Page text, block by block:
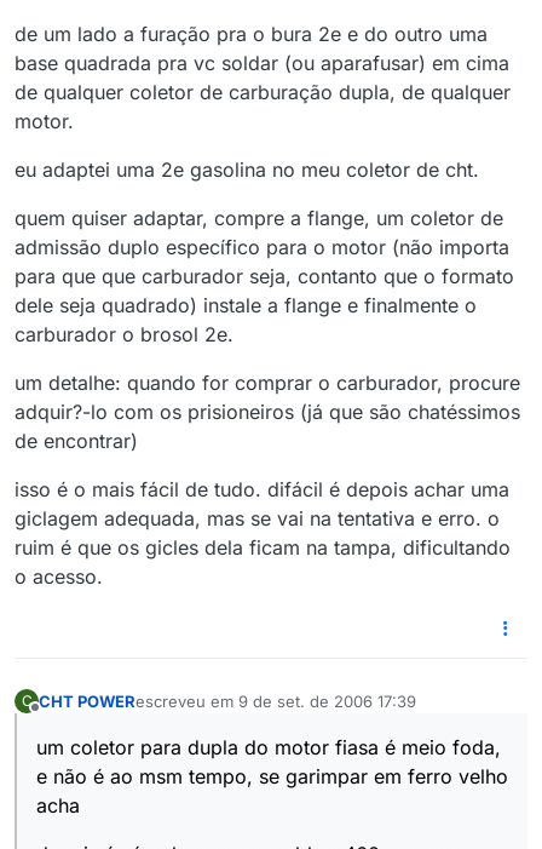
de um lado a furação pra o bura 2e e do outro uma
base quadrada pra vc soldar (ou aparafusar) em cima
de qualquer coletor de carburação dupla, de qualquer
motor.
eu adaptei uma 2e gasolina no meu coletor de cht.
quem quiser adaptar, compre a flange, um coletor de
admissão duplo específico para o motor (não importa
para que que carburador seja, contanto que o formato
dele seja quadrado) instale a flange e finalmente o
carburador o brosol 2e.
um detalhe: quando for comprar o carburador, procure
adquir?-lo com os prisioneiros (já que são chatéssimos
de encontrar)
isso é o mais fácil de tudo. difácil é depois achar uma
giclagem adequada, mas se vai na tentativa e erro. o
ruim é que os gicles dela ficam na tampa, dificultando
o acesso.
C CHT POWERescreveu em 9 de set. de 2006 17:39
última edição por
um coletor para dupla do motor fiasa é meio foda,
e não é ao msm tempo, se garimpar em ferro velho
acha